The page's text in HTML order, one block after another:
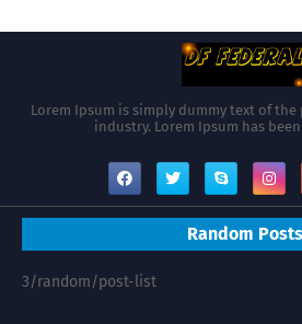
Lorem Ipsum is simply dummy text of
industry. Lorem Ipsum has
Random Posts
3/random/post-list